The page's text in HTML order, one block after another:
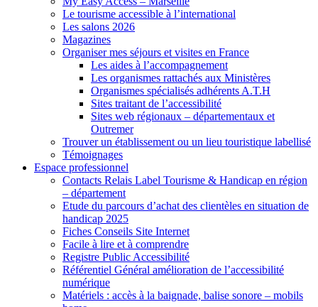
Le tourisme accessible à l’international
Les salons 2026
Magazines
Organiser mes séjours et visites en France
Les aides à l’accompagnement
Les organismes rattachés aux Ministères
Organismes spécialisés adhérents A.T.H
Sites traitant de l’accessibilité
Sites web régionaux – départementaux et
Outremer
Trouver un établissement ou un lieu touristique labellisé
Témoignages
Espace professionnel
Contacts Relais Label Tourisme & Handicap en région
– département
Etude du parcours d’achat des clientèles en situation de
handicap 2025
Fiches Conseils Site Internet
Facile à lire et à comprendre
Registre Public Accessibilité
Référentiel Général amélioration de l’accessibilité
numérique
Matériels : accès à la baignade, balise sonore – mobils